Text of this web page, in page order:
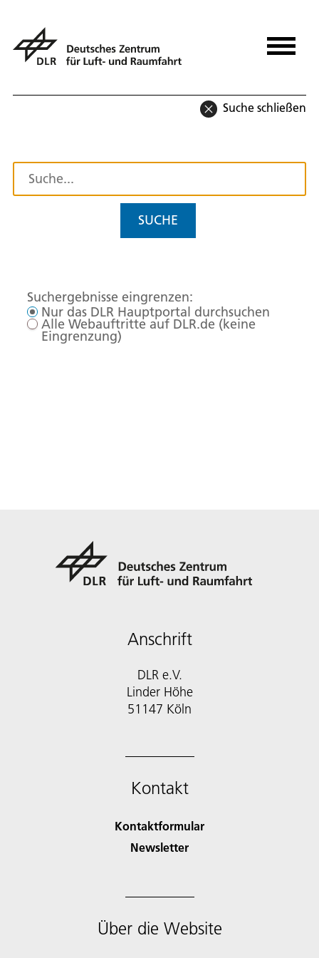
Suche schließen
SUCHE
Suchergebnisse eingrenzen:
Nur das DLR Hauptportal durchsuchen
Alle Webauftritte auf DLR.de (keine
Eingrenzung)
Anschrift
DLR e.V.
Linder Höhe
51147 Köln
Kontakt
Kontaktformular
Newsletter
Über die Website